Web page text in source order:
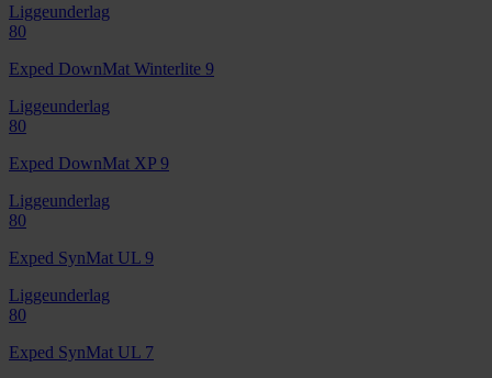
Liggeunderlag
80
Exped DownMat Winterlite 9
Liggeunderlag
80
Exped DownMat XP 9
Liggeunderlag
80
Exped SynMat UL 9
Liggeunderlag
80
Exped SynMat UL 7